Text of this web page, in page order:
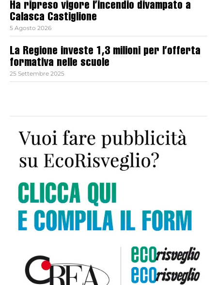
Ha ripreso vigore l’incendio divampato a
Calasca Castiglione
5 Agosto 2026
La Regione investe 1,3 milioni per l’offerta
formativa nelle scuole
25 Settembre 2025